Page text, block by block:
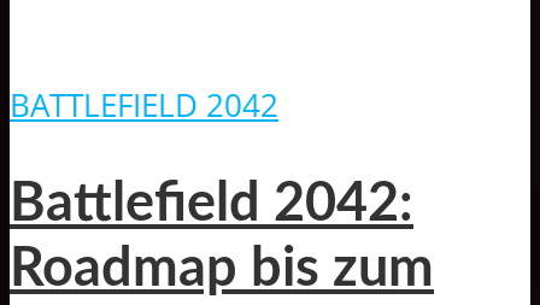
BATTLEFIELD 2042
Battlefield 2042:
Roadmap bis zum